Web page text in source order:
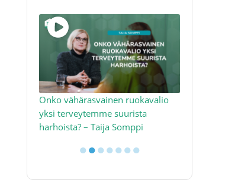
Onko vähärasvainen ruokavalio
yksi terveytemme suurista
harhoista? – Taija Somppi
●●●●●●●